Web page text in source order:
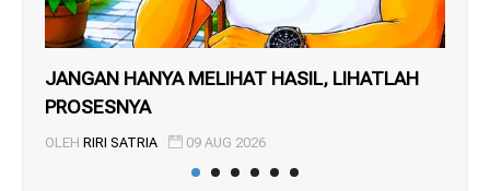
JANGAN HANYA MELIHAT HASIL, LIHATLAH
PROSESNYA
OLEH RIRI SATRIA 09 AUG 2026